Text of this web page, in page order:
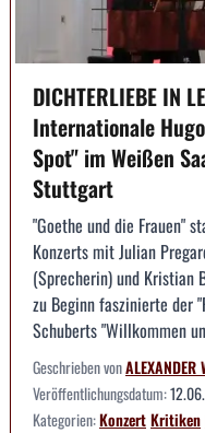
DICHTERLIEBE IN
Internationale
Spot" im Weißen
Stuttgart
"Goethe und die Frauen"
Konzerts mit Julian
(Sprecherin) und Kristian
zu Beginn faszinierte der
Schuberts "Willkommen
Geschrieben vonALEXANDER
Veröffentlichungsdatum:
Kategorien:KonzertKritiken